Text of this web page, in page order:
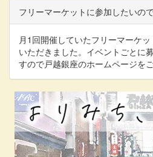
フリーマーケットに参加したいので
月1回開催していたフリーマーケ
いただきました。イベントごとに
すので戸越銀座のホームページを